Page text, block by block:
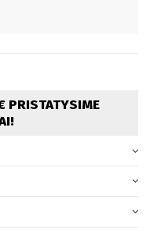
PRISTATYSIME